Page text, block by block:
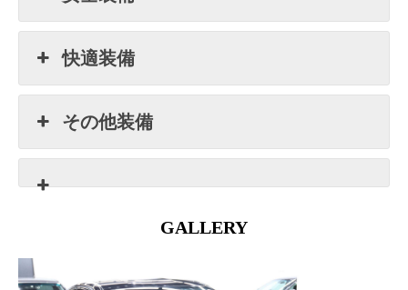
快適装備
その他装備
GALLERY